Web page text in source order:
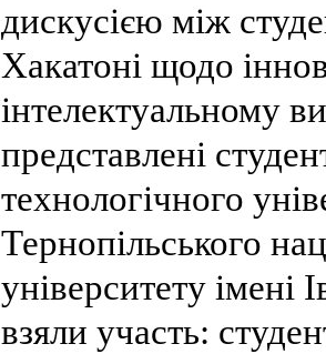
дискусією між
Хакатоні щодо
інтелектуальному
представлені
технологічного
Тернопільського
університету
взяли участь: